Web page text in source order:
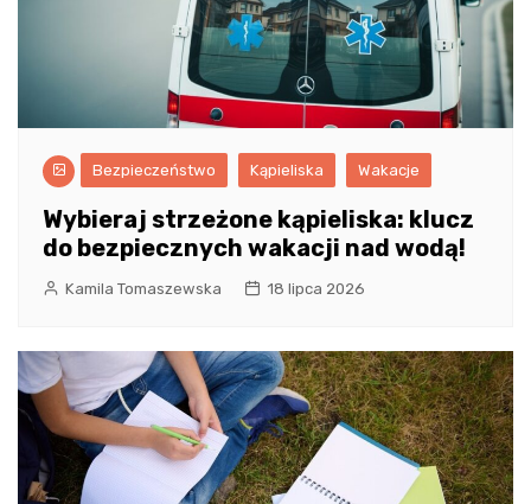
Bezpieczeństwo Kąpieliska Wakacje
Wybieraj strzeżone kąpieliska: klucz
do bezpiecznych wakacji nad wodą!
Kamila Tomaszewska 18 lipca 2026